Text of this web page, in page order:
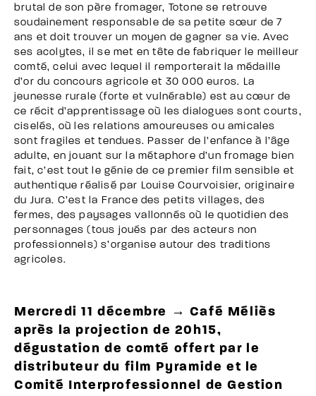
brutal de son père fromager, Totone se retrouve
soudainement responsable de sa petite sœur de 7
ans et doit trouver un moyen de gagner sa vie. Avec
ses acolytes, il se met en tête de fabriquer le meilleur
comté, celui avec lequel il remporterait la médaille
d’or du concours agricole et 30 000 euros. La
jeunesse rurale (forte et vulnérable) est au cœur de
ce récit d’apprentissage où les dialogues sont courts,
ciselés, où les relations amoureuses ou amicales
sont fragiles et tendues. Passer de l’enfance à l’âge
adulte, en jouant sur la métaphore d’un fromage bien
fait, c’est tout le génie de ce premier film sensible et
authentique réalisé par Louise Courvoisier, originaire
du Jura. C’est la France des petits villages, des
fermes, des paysages vallonnés où le quotidien des
personnages (tous joués par des acteurs non
professionnels) s’organise autour des traditions
agricoles.
Mercredi 11 décembre → Café Méliès
après la projection de 20h15,
dégustation de comté offert par le
distributeur du film Pyramide et le
Comité Interprofessionnel de Gestion